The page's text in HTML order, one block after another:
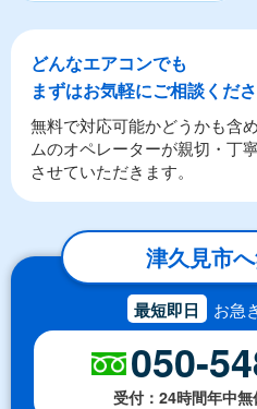
どんなエアコンでも
まずはお気軽にご相談くださ
無料で対応可能かどうかも含
ムのオペレーターが親切・丁
させていただきます。
津久見市
最短即日 お急
050-
受付：24時間年中無